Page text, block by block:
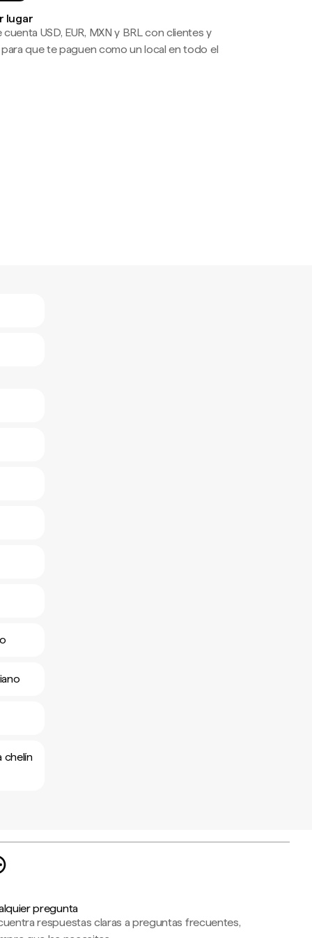
lugar
USD, EUR, MXN y BRL con clientes y
que te paguen como un local en todo el
chelín
pregunta
respuestas claras a preguntas frecuentes,